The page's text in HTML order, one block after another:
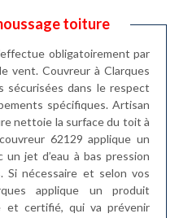
toiture
obligatoirement par
vent. Couvreur à Clarques
sécurisées dans le respect
spécifiques. Artisan
nettoie la surface du toit à
62129 applique un
jet d’eau à bas pression
Si nécessaire et selon vos
applique un produit
et certifié, qui va prévenir